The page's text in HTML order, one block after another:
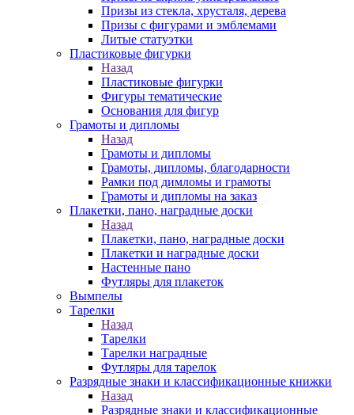
Призы из стекла, хрусталя, дерева
Призы с фигурами и эмблемами
Литые статуэтки
Пластиковые фигурки
Назад
Пластиковые фигурки
Фигуры тематические
Основания для фигур
Грамоты и дипломы
Назад
Грамоты и дипломы
Грамоты, дипломы, благодарности
Рамки под димломы и грамоты
Грамоты и дипломы на заказ
Плакетки, пано, наградные доски
Назад
Плакетки, пано, наградные доски
Плакетки и наградные доски
Настенные пано
Футляры для плакеток
Вымпелы
Тарелки
Назад
Тарелки
Тарелки наградные
Футляры для тарелок
Разрядные знаки и классификационные книжки
Назад
Разрядные знаки и классификационные